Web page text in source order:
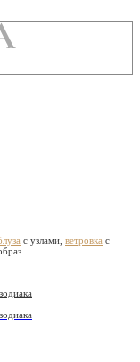
с узлами, ветровка с